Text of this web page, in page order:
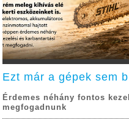
Ezt már a gépek sem
Érdemes néhány fontos
megfogadnunk